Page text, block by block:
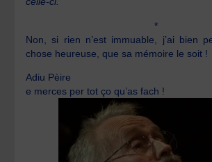
*
Non, si rien n’est immuable, j’ai bien
chose heureuse, que sa mémoire le soit !
Adiu Pèire
e merces per tot ço qu’as fach !